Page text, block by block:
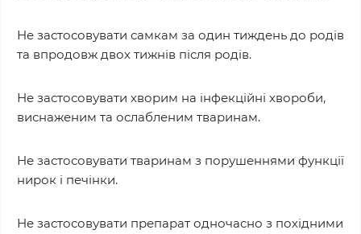
Не застосовувати самкам за один тиждень до родів
та впродовж двох тижнів після родів.
Не застосовувати хворим на інфекційні хвороби,
виснаженим та ослабленим тваринам.
Не застосовувати тваринам з порушеннями функції
нирок і печінки.
Не застосовувати препарат одночасно з похідними